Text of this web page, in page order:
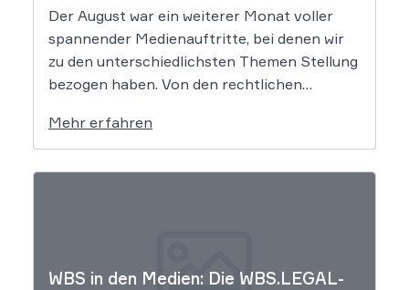
Der August war ein weiterer Monat voller
spannender Medienauftritte, bei denen wir
zu den unterschiedlichsten Themen Stellung
bezogen haben. Von den rechtlichen
bekannten Spezi-Streit bis zu
markenrechtlichen Fragen zum Merchandise
in der Musikbranche – unser rechtliches
Mehr erfahren
WBS in den Medien: Die WBS.LEGAL-